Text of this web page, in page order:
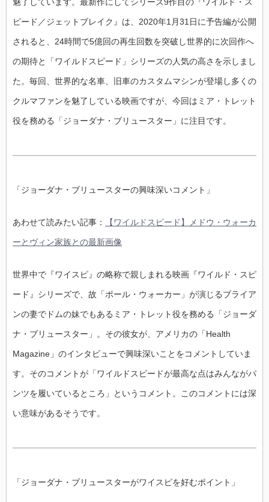
ピード／ジェットブレイク』は、2020年1月31日に予告編が公開
されると、24時間で5億回の再生回数を突破し世界的に次回作へ
の期待と「ワイルドスピード」シリーズの人気の高さを示しまし
た。毎回、世界的な名車、旧車のカスタムマシンが登場し多くの
クルマファンを魅了している映画ですが、今回はミア・トレット
役を務める「ジョーダナ・ブリュースター」に注目です。
「ジョーダナ・ブリュースターの興味深いコメント」
あわせて読みたい記事： 【ワイルドスピード】メドウ・ウォーカ
ーとヴィン家族との最新画像
世界中で『ワイスピ』の略称で親しまれる映画『ワイルド・スピ
ード』シリーズで、故「ポール・ウォーカー」が演じるブライア
ンの妻でドムの妹でもあるミア・トレット役を務める「ジョーダ
ナ・ブリュースター」。その彼女が、アメリカの「Health
Magazine」のインタビューで興味深いことをコメントしていま
す。そのコメントが「ワイルドスピードが最高な点はみんながパ
ンツを履いているところ」というコメント。このコメントには深
い意味があるそうです。
「ジョーダナ・ブリュースターがワイスピを好むポイント」